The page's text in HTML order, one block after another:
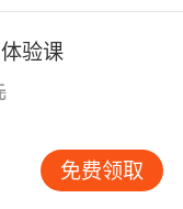
说可以看一些英
比较有趣的，
较简单的，那么
有了一定的基础
报刊，这样也可
读能力。
验课
免费领取